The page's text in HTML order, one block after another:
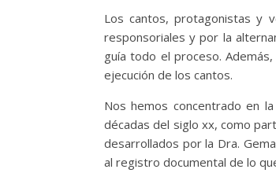
Los cantos, protagonistas y
responsoriales y por la
guía todo el proceso.
ejecución de los cantos.
Nos hemos concentrado en
décadas del siglo xx, como
desarrollados por la Dra.
al registro documental de lo